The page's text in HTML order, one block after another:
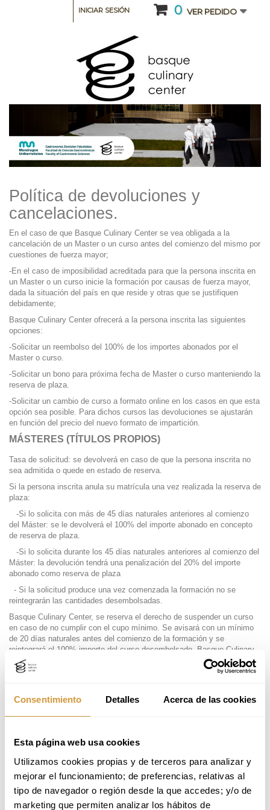
Consentimiento Detalles Acerca de las cookies
Esta página web usa cookies
Utilizamos cookies propias y de terceros para analizar y
mejorar el funcionamiento; de preferencias, relativas al
tipo de navegador o región desde la que accedes; y/o de
marketing que permiten analizar los hábitos de
0 VER PEDIDO
INICIAR SESIÓN
Política de devoluciones y
cancelaciones.
En el caso de que Basque Culinary Center se vea obligada a la
cancelación de un Master o un curso antes del comienzo del mismo por
cuestiones de fuerza mayor;
-En el caso de imposibilidad acreditada para que la persona inscrita en
un Master o un curso inicie la formación por causas de fuerza mayor,
dada la situación del país en que reside y otras que se justifiquen
debidamente;
Basque Culinary Center ofrecerá a la persona inscrita las siguientes
opciones:
-Solicitar un reembolso del 100% de los importes abonados por el
Master o curso.
-Solicitar un bono para próxima fecha de Master o curso manteniendo la
reserva de plaza.
-Solicitar un cambio de curso a formato online en los casos en que esta
opción sea posible. Para dichos cursos las devoluciones se ajustarán
en función del precio del nuevo formato de impartición.
MÁSTERES (TÍTULOS PROPIOS)
Tasa de solicitud: se devolverá en caso de que la persona inscrita no
sea admitida o quede en estado de reserva.
Si la persona inscrita anula su matrícula una vez realizada la reserva de
plaza:
-Si lo solicita con más de 45 días naturales anteriores al comienzo
del Máster: se le devolverá el 100% del importe abonado en concepto
de reserva de plaza.
-Si lo solicita durante los 45 días naturales anteriores al comienzo del
Máster: la devolución tendrá una penalización del 20% del importe
abonado como reserva de plaza
- Si la solicitud produce una vez comenzada la formación no se
reintegrarán las cantidades desembolsadas.
Basque Culinary Center, se reserva el derecho de suspender un curso
en caso de no cumplir con el cupo mínimo. Se avisará con un mínimo
de 20 días naturales antes del comienzo de la formación y se
reintegrará el 100% importe del curso desembolsado. Basque Culinary
Center, no se hará cargo de los gastos derivados como consecuencia
de esta cancelación (desplazamiento, alojamiento, etc)
PROGRAMAS DE ESPECIALIZACIÓN/CURSOS
sea admitida o quede en estado de reserva.
plaza:
-Si lo solicita con más de 30 días naturales anteriores al comienzo
del Curso de especialización o experto: se le devolverá el 100% del
importe abonado (excepto los 150€ de la tasa de solicitud).